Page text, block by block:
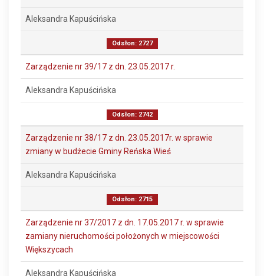
Aleksandra Kapuścińska
Odsłon: 2727
Zarządzenie nr 39/17 z dn. 23.05.2017 r.
Aleksandra Kapuścińska
Odsłon: 2742
Zarządzenie nr 38/17 z dn. 23.05.2017r. w sprawie
zmiany w budżecie Gminy Reńska Wieś
Aleksandra Kapuścińska
Odsłon: 2715
Zarządzenie nr 37/2017 z dn. 17.05.2017 r. w sprawie
zamiany nieruchomości położonych w miejscowości
Większycach
Aleksandra Kapuścińska